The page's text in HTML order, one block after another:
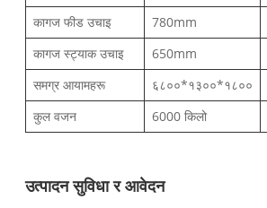
कागज फीड उचाइ
780mm
कागज स्ट्याक उचाइ
650mm
समग्र आयामहरू
६८००*१३००*१८००
कुल वजन
6000 किलो
उत्पादन सुविधा र आवेदन